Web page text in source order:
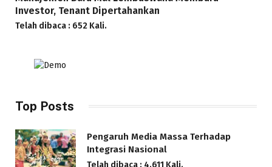
Investor, Tenant Dipertahankan
Telah dibaca : 652 Kali.
Top Posts
Pengaruh Media Massa Terhadap
Integrasi Nasional
Telah dibaca : 4.611 Kali.